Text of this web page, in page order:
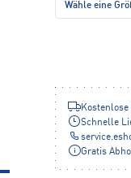
Wähle eine
Schnelle
Gratis